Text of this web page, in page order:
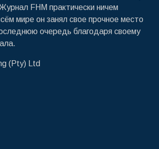
FHM практически ничем
мире он занял свое прочное место
очередь благодаря своему
(Pty) Ltd